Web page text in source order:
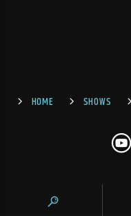
HOME SHOWS